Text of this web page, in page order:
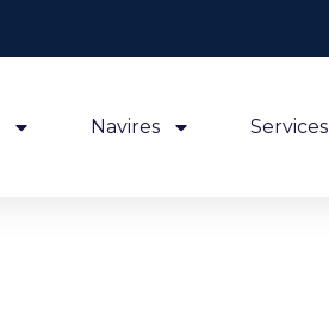
Navires Services